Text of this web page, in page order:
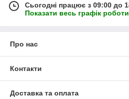
Сьогодні працює з 09:00 до
Показати весь графік роботи
Про нас
Контакти
Доставка та оплата